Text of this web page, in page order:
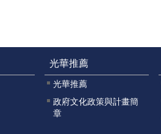
光華推薦
光華推薦
政府文化政策與計畫簡
章